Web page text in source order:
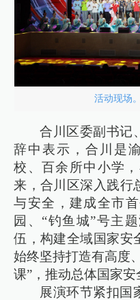
活动现场
合川区委副书记
辞中表示，合川是
校、百余所中小学
来，合川区深入践行
与安全，建成全市
园、“钓鱼城”号主
伍，构建全域国家安
始终坚持打造有高度
课”，推动总体国家安
展演环节紧扣国